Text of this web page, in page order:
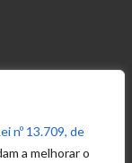
nº 13.709, de
a melhorar o